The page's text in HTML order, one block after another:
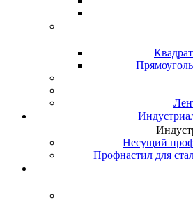
Несущий
Профнастил для